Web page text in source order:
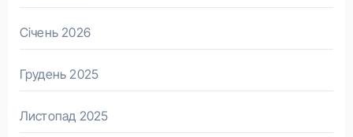
Січень 2026
Грудень 2025
Листопад 2025